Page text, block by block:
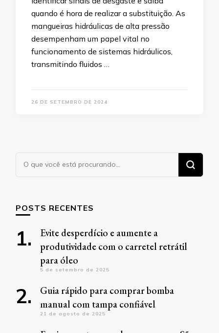
quando é hora de realizar a substituição. As
mangueiras hidráulicas de alta pressão
desempenham um papel vital no
funcionamento de sistemas hidráulicos,
transmitindo fluidos …
26 DE SETEMBRO DE 2024
Procurando
algo?
POSTS RECENTES
Evite desperdício e aumente a
produtividade com o carretel retrátil
para óleo
5 de setembro de 2025
Guia rápido para comprar bomba
manual com tampa confiável
21 de agosto de 2025